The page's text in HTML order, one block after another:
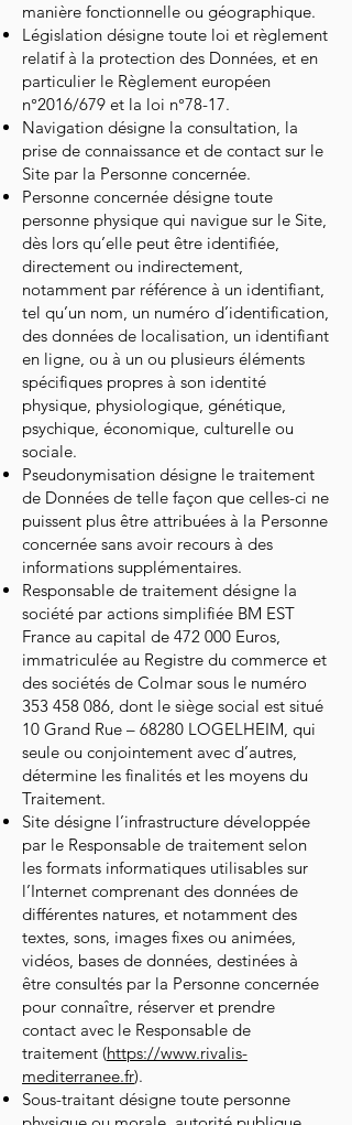
manière fonctionnelle ou géographique.
Législation désigne toute loi et règlement
relatif à la protection des Données, et en
particulier le Règlement européen
n°2016/679 et la loi n°78-17.
Navigation désigne la consultation, la
prise de connaissance et de contact sur le
Site par la Personne concernée.
Personne concernée désigne toute
personne physique qui navigue sur le Site,
dès lors qu’elle peut être identifiée,
directement ou indirectement,
notamment par référence à un identifiant,
tel qu’un nom, un numéro d’identification,
des données de localisation, un identifiant
en ligne, ou à un ou plusieurs éléments
spécifiques propres à son identité
physique, physiologique, génétique,
psychique, économique, culturelle ou
sociale.
Pseudonymisation désigne le traitement
de Données de telle façon que celles-ci ne
puissent plus être attribuées à la Personne
concernée sans avoir recours à des
informations supplémentaires.
Responsable de traitement désigne la
société par actions simplifiée BM EST
France au capital de 472 000 Euros,
immatriculée au Registre du commerce et
des sociétés de Colmar sous le numéro
353 458 086, dont le siège social est situé
10 Grand Rue – 68280 LOGELHEIM, qui
seule ou conjointement avec d’autres,
détermine les finalités et les moyens du
Traitement.
Site désigne l’infrastructure développée
par le Responsable de traitement selon
les formats informatiques utilisables sur
l’Internet comprenant des données de
différentes natures, et notamment des
textes, sons, images fixes ou animées,
vidéos, bases de données, destinées à
être consultés par la Personne concernée
pour connaître, réserver et prendre
contact avec le Responsable de
traitement (https://www.rivalis-
mediterranee.fr).
Sous-traitant désigne toute personne